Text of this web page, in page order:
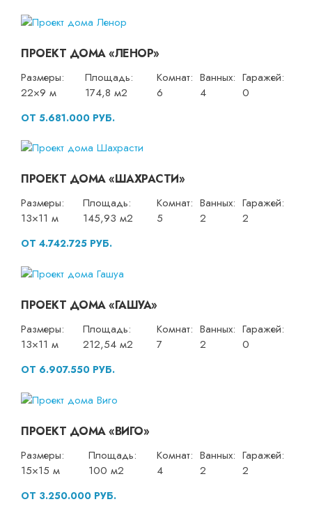
ПРОЕКТ ДОМА «ЛЕНОР»
Размеры:
22×9 м
Площадь:
174,8 м2
Комнат:
6
Ванных:
4
Гаражей:
0
ОТ 5.681.000 РУБ.
ПРОЕКТ ДОМА «ШАХРАСТИ»
Размеры:
13×11 м
Площадь:
145,93 м2
Комнат:
5
Ванных:
2
Гаражей:
2
ОТ 4.742.725 РУБ.
ПРОЕКТ ДОМА «ГАШУА»
Размеры:
13×11 м
Площадь:
212,54 м2
Комнат:
7
Ванных:
2
Гаражей:
0
ОТ 6.907.550 РУБ.
ПРОЕКТ ДОМА «ВИГО»
Размеры:
15×15 м
Площадь:
100 м2
Комнат:
4
Ванных:
2
Гаражей:
2
ОТ 3.250.000 РУБ.